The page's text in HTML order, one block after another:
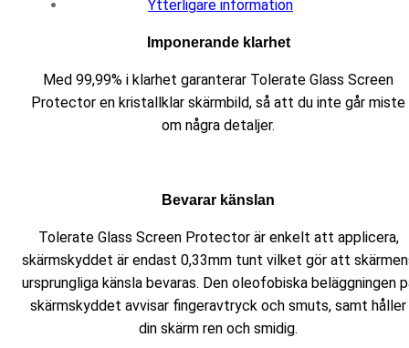
Ytterligare information
Imponerande klarhet
Med 99,99% i klarhet garanterar Tolerate Glass Screen
Protector en kristallklar skärmbild, så att du inte går miste
om några detaljer.
Bevarar känslan
Tolerate Glass Screen Protector är enkelt att applicera,
skärmskyddet är endast 0,33mm tunt vilket gör att
ursprungliga känsla bevaras. Den oleofobiska beläggningen
skärmskyddet avvisar fingeravtryck och smuts, samt håller
din skärm ren och smidig.